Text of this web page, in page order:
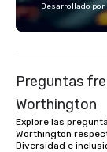
Desarrollado por
Preguntas
Worthington
Explore las
Worthington
Diversidad e